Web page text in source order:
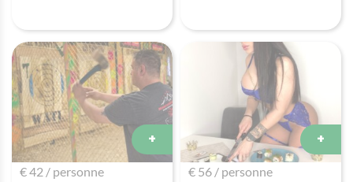
+
€ 42 / personne
+
€ 56 / personne